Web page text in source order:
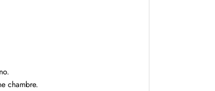
chambre.